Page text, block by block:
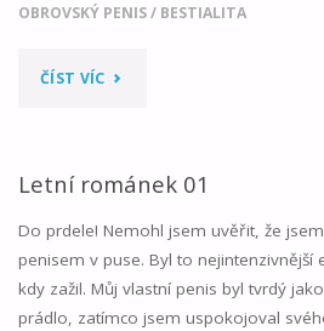
OBROVSKÝ PENIS/ BESTIALITA
ČÍST VÍC"ČERVENÁ
KOUŘÍ"
Letní románek 01
Do prdele! Nemohl jsem uvěřit, že
penisem v puse. Byl to nejintenzivnější
kdy zažil. Můj vlastní penis byl tvrdý
prádlo, zatímco jsem uspokojoval